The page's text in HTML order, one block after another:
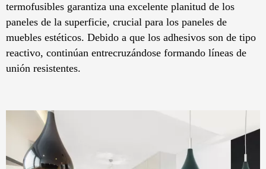
termofusibles garantiza una excelente planitud de los
paneles de la superficie, crucial para los paneles de
muebles estéticos. Debido a que los adhesivos son de tipo
reactivo, continúan entrecruzándose formando líneas de
unión resistentes.